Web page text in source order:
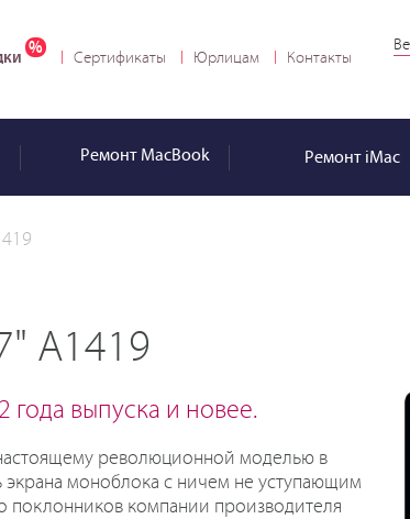
Сертификаты Юрлицам Контакты
Ремонт MacBook РемонтiMac
A1419
года выпуска и новее.
революционной моделью в
моноблока с ничем не уступающим
поклонников компании производителя